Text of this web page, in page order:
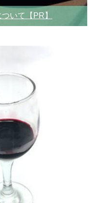
いて【PR】